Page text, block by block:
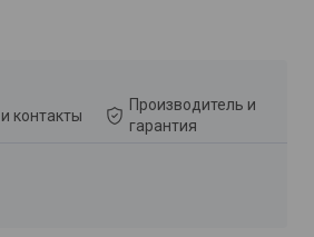
контакты
Производитель и
гарантия